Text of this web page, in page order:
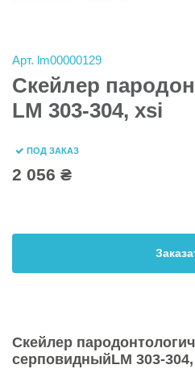
Арт. lm00000129
Скейлер
LM 303-304, xsi
ПОД ЗАКАЗ
2 056 ₴
Скейлер
серповидныйLM 303-304